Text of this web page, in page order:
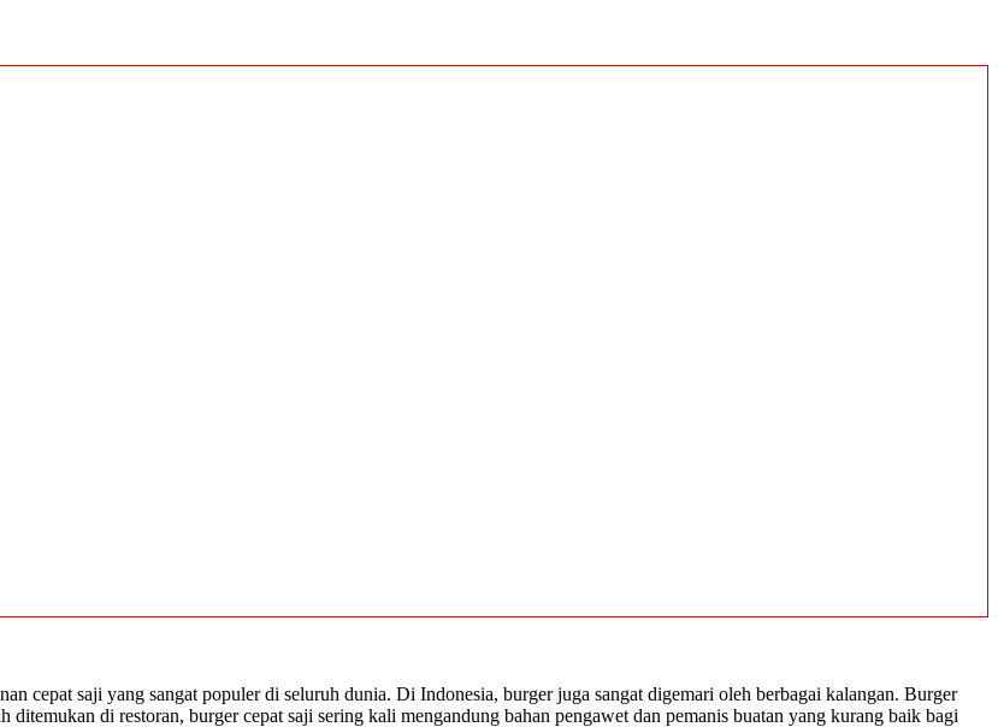
cepat saji yang sangat populer di seluruh dunia. Di Indonesia, burger juga sangat digemari oleh berbagai kalangan. Burger
di restoran, burger cepat saji sering kali mengandung bahan pengawet dan pemanis buatan yang kurang baik bagi